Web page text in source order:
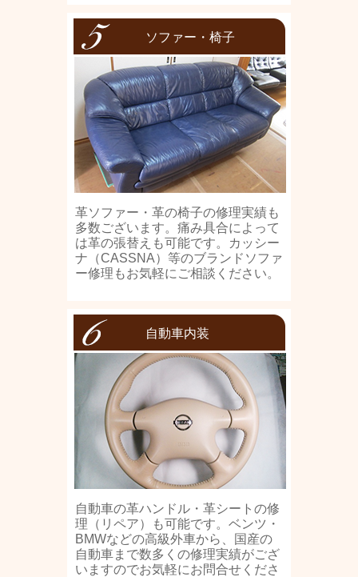
ソファー・椅子
革ソファー・革の椅子の修理実績も
多数ございます。痛み具合によって
は革の張替えも可能です。カッシー
ナ（CASSNA）等のブランドソファ
ー修理もお気軽にご相談ください。
自動車内装
自動車の革ハンドル・革シートの修
理（リペア）も可能です。ベンツ・
BMWなどの高級外車から、国産の
自動車まで数多くの修理実績がござ
いますのでお気軽にお問合せくださ